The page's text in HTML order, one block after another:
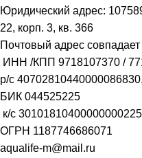
Юридический адрес:
22, корп. 3, кв. 366
Почтовый адрес совпадает
ИНН /КПП 9718107370 /
р/с 40702810440000086830
БИК 044525225
к/с 30101810400000000225
ОГРН 1187746686071
aqualife-m@mail.ru